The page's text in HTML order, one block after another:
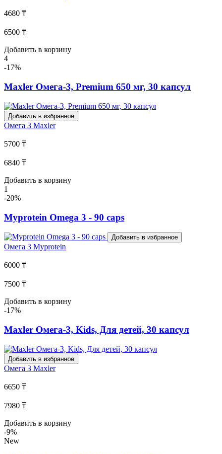
4680 ₸
6500 ₸
Добавить в корзину
4
-17%
Maxler Омега-3, Premium 650 мг, 30 капсул
Добавить в избранное
Омега 3 Maxler
5700 ₸
6840 ₸
Добавить в корзину
1
-20%
Myprotein Omega 3 - 90 caps
Добавить в избранное
Омега 3 Myprotein
6000 ₸
7500 ₸
Добавить в корзину
-17%
Maxler Омега-3, Kids, Для детей, 30 капсул
Добавить в избранное
Омега 3 Maxler
6650 ₸
7980 ₸
Добавить в корзину
-9%
New